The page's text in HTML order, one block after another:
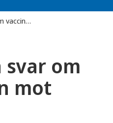
Frågor och svar om vaccination mot mässling
svar om
mot